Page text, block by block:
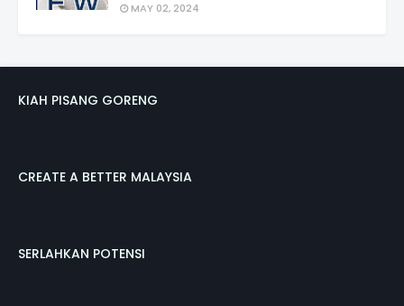
MAY 02, 2024
KIAH PISANG GORENG
CREATE A BETTER MALAYSIA
SERLAHKAN POTENSI